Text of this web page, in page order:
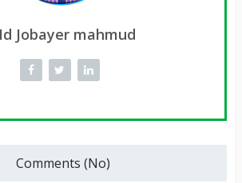
Jobayer mahmud
Comments (No)